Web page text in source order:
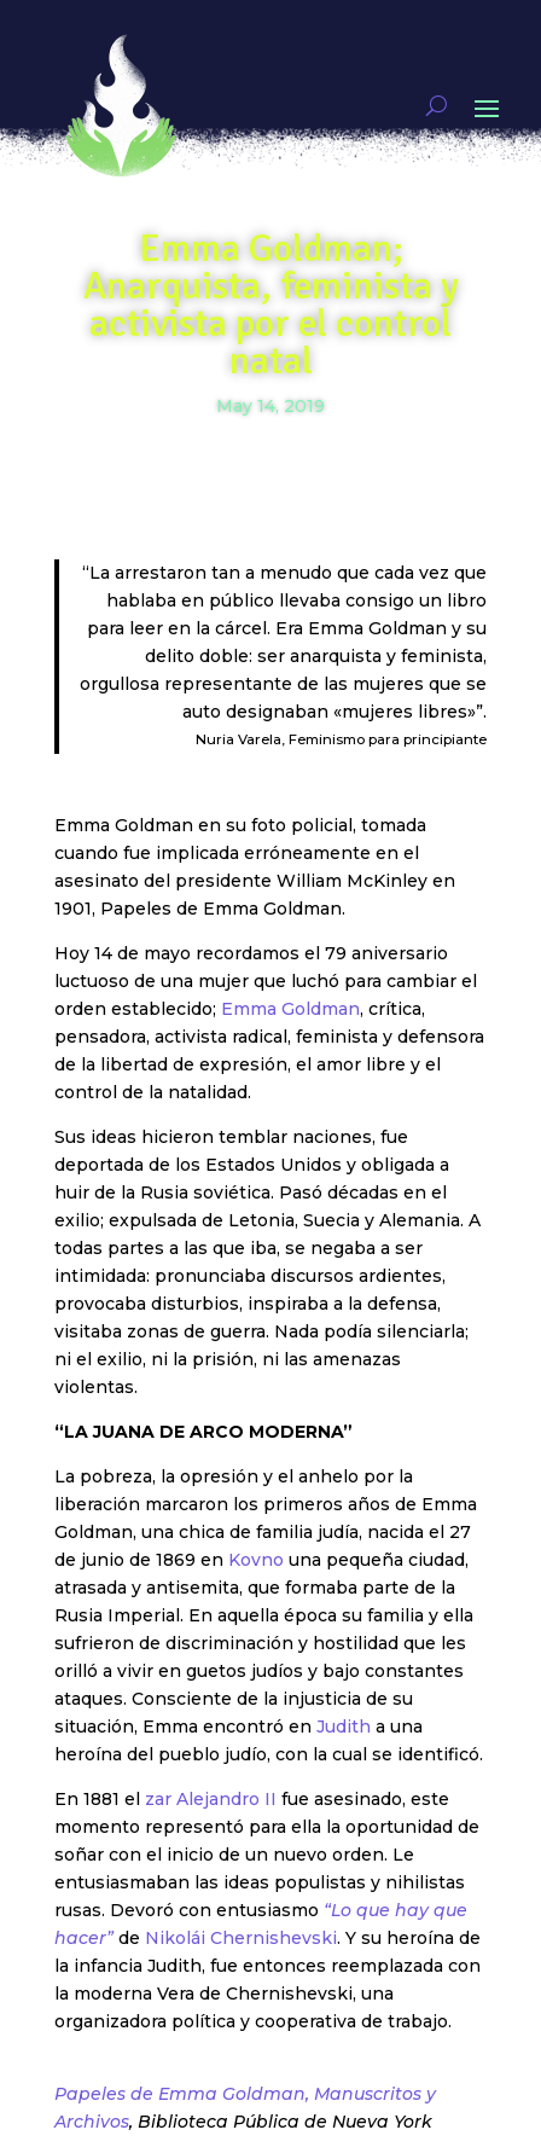
Emma Goldman;
Anarquista, feminista y
activista por el control
natal
May 14, 2019
“La arrestaron tan a menudo que cada vez que
hablaba en público llevaba consigo un libro
para leer en la cárcel. Era Emma Goldman y su
delito doble: ser anarquista y feminista,
orgullosa representante de las mujeres que se
auto designaban «mujeres libres»”.
Nuria Varela, Feminismo para principiante
Emma Goldman en su foto policial, tomada
cuando fue implicada erróneamente en el
asesinato del presidente William McKinley en
1901, Papeles de Emma Goldman.
Hoy 14 de mayo recordamos el 79 aniversario
luctuoso de una mujer que luchó para cambiar el
orden establecido; Emma Goldman, crítica,
pensadora, activista radical, feminista y defensora
de la libertad de expresión, el amor libre y el
control de la natalidad.
Sus ideas hicieron temblar naciones, fue
deportada de los Estados Unidos y obligada a
huir de la Rusia soviética. Pasó décadas en el
exilio; expulsada de Letonia, Suecia y Alemania. A
todas partes a las que iba, se negaba a ser
intimidada: pronunciaba discursos ardientes,
provocaba disturbios, inspiraba a la defensa,
visitaba zonas de guerra. Nada podía silenciarla;
ni el exilio, ni la prisión, ni las amenazas
violentas.
“LA JUANA DE ARCO MODERNA”
La pobreza, la opresión y el anhelo por la
liberación marcaron los primeros años de Emma
Goldman, una chica de familia judía, nacida el 27
de junio de 1869 en Kovno una pequeña ciudad,
atrasada y antisemita, que formaba parte de la
Rusia Imperial. En aquella época su familia y ella
sufrieron de discriminación y hostilidad que les
orilló a vivir en guetos judíos y bajo constantes
ataques. Consciente de la injusticia de su
situación, Emma encontró en Judith a una
heroína del pueblo judío, con la cual se identificó.
En 1881 el zar Alejandro II fue asesinado, este
momento representó para ella la oportunidad de
soñar con el inicio de un nuevo orden. Le
entusiasmaban las ideas populistas y nihilistas
rusas. Devoró con entusiasmo “Lo que hay que
hacer”de Nikolái Chernishevski. Y su heroína de
la infancia Judith, fue entonces reemplazada con
la moderna Vera de Chernishevski, una
organizadora política y cooperativa de trabajo.
Papeles de Emma Goldman, Manuscritos y
Archivos, Biblioteca Pública de Nueva York